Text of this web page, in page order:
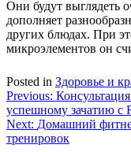
Они будут выглядеть
дополняет
других блюдах. При
микроэлементов он
Posted in Здоровье и
Навигация
по
записям
Previous:
успешному зачатию с
Next: Домашний
тренировок